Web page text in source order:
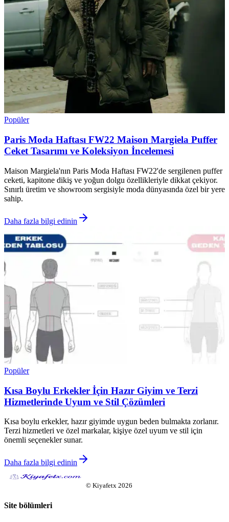
Popüler
Paris Moda Haftası FW22 Maison Margiela Puffer
Ceket Tasarımı ve Koleksiyon İncelemesi
Maison Margiela'nın Paris Moda Haftası FW22'de sergilenen puffer
ceketi, kapitone dikiş ve yoğun dolgu özellikleriyle dikkat çekiyor.
Sınırlı üretim ve showroom sergisiyle moda dünyasında özel bir yere
sahip.
Daha fazla bilgi edinin
Popüler
Kısa Boylu Erkekler İçin Hazır Giyim ve Terzi
Hizmetlerinde Uyum ve Stil Çözümleri
Kısa boylu erkekler, hazır giyimde uygun beden bulmakta zorlanır.
Terzi hizmetleri ve özel markalar, kişiye özel uyum ve stil için
önemli seçenekler sunar.
Daha fazla bilgi edinin
© Kiyafetx 2026
Site bölümleri